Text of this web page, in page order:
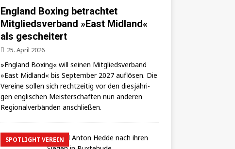
England Boxing betrachtet
Mitgliedsverband »East Midland«
als gescheitert
25. April 2026
»Eng­land Boxing« will sei­nen Mit­glieds­ver­band
»East Mid­land« bis Sep­tem­ber 2027 auf­lö­sen. Die
Ver­ei­ne sol­len sich recht­zei­tig vor den dies­jäh­ri­
gen eng­li­schen Meis­ter­schaf­ten nun ande­ren
Regio­nal­ver­bän­den anschließen.
SPOTLIGHT VEREIN